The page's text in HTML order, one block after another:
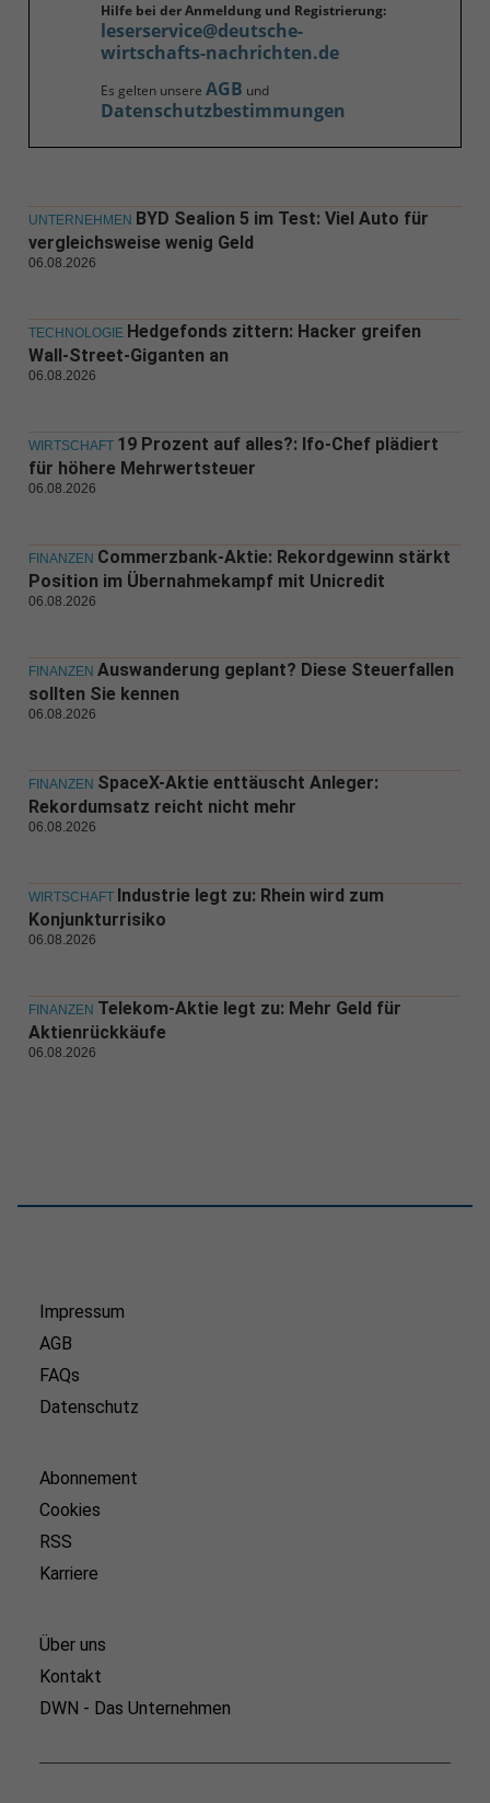
Hilfe bei der Anmeldung und Registrierung:
leserservice@deutsche-
wirtschafts-nachrichten.de
Es gelten unsere AGB und
Datenschutzbestimmungen
UNTERNEHMEN BYD Sealion 5 im Test: Viel Auto für
vergleichsweise wenig Geld
06.08.2026
TECHNOLOGIE Hedgefonds zittern: Hacker greifen
Wall-Street-Giganten an
06.08.2026
WIRTSCHAFT 19 Prozent auf alles?: Ifo-Chef plädiert
für höhere Mehrwertsteuer
06.08.2026
FINANZEN Commerzbank-Aktie: Rekordgewinn stärkt
Position im Übernahmekampf mit Unicredit
06.08.2026
FINANZEN Auswanderung geplant? Diese Steuerfallen
sollten Sie kennen
06.08.2026
FINANZEN SpaceX-Aktie enttäuscht Anleger:
Rekordumsatz reicht nicht mehr
06.08.2026
WIRTSCHAFT Industrie legt zu: Rhein wird zum
Konjunkturrisiko
06.08.2026
FINANZEN Telekom-Aktie legt zu: Mehr Geld für
Aktienrückkäufe
06.08.2026
Impressum
AGB
FAQs
Datenschutz
Abonnement
Cookies
RSS
Karriere
Über uns
Kontakt
DWN - Das Unternehmen